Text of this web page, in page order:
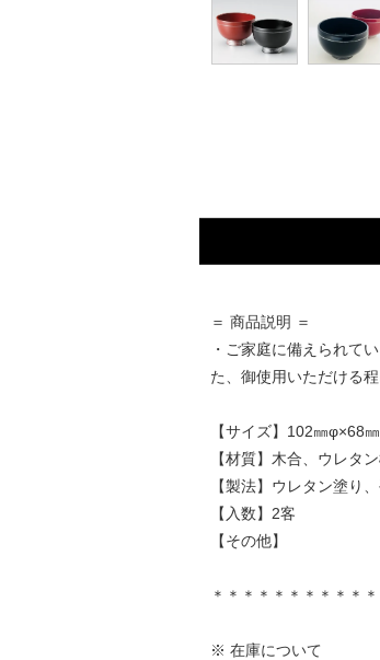
＝ 商品説明 ＝
・ご家庭に備えられて
た、御使用いただける
【サイズ】102㎜φ×68㎜
【材質】木合、ウレタ
【製法】ウレタン塗り
【入数】2客
【その他】
＊＊＊＊＊＊＊＊＊＊
※ 在庫について